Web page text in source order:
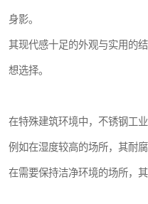
身影。
其现代感十足的外观与实用的
想选择。
在特殊建筑环境中，不锈钢工
例如在湿度较高的场所，其耐
在需要保持洁净环境的场所，